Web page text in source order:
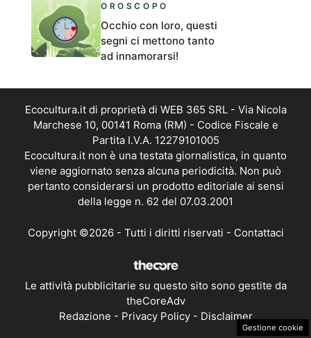
OROSCOPO
Occhio con loro, questi
segni ci mettono tanto
ad innamorarsi!
Ecocultura.it di proprietà di WEB 365 SRL - Via Nicola
Marchese 10, 00141 Roma (RM) - Codice Fiscale e
Partita I.V.A. 12279101005
Ecocultura.it non è una testata giornalistica, in quanto
viene aggiornato senza alcuna periodicità. Non può
pertanto considerarsi un prodotto editoriale ai sensi
della legge n. 62 del 07.03.2001
Copyright ©2026 - Tutti i diritti riservati - Contattaci
Le attività pubblicitarie su questo sito sono gestite da
theCoreAdv
Redazione - Privacy Policy- Disclaimer
Gestione cookie